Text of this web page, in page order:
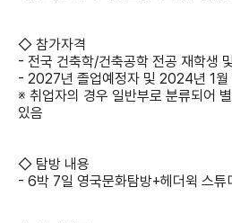
◇ 참가자격
- 전국 건축학/건축공학 전공 재학생
- 2027년 졸업예정자 및 2024년 1월
※ 취업자의 경우 일반부로 분류되어
있음
◇ 탐방 내용
- 6박 7일 영국문화탐방+헤더윅 스튜